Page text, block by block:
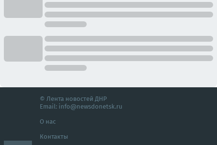
© Лента новостей ДНР
Email: info@newsdonetsk.ru
О нас
Контакты